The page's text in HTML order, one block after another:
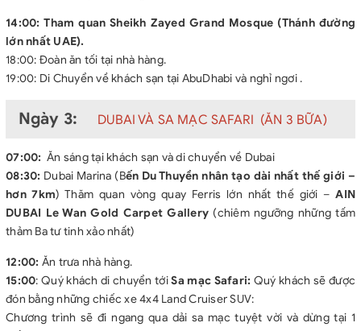
14:00: Tham quan Sheikh Zayed Grand Mosque (Thánh đường
lớn nhất UAE).
18:00: Đoàn ăn tối tại nhà hàng.
19:00: Di Chuyển về khách sạn tại AbuDhabi và nghỉ ngơi .
Ngày 3: DUBAI VÀ SA MẠC SAFARI (ĂN 3 BỮA)
07:00: Ăn sáng tại khách sạn và di chuyển về Dubai
08:30: Dubai Marina (Bến Du Thuyền nhân tạo dài nhất thế giới –
hơn 7km) Thăm quan vòng quay Ferris lớn nhất thế giới –AIN
DUBAI Le Wan Gold Carpet Gallery (chiêm ngưỡng những tấm
thảm Ba tư tinh xảo nhất)
12:00: Ăn trưa nhà hàng.
15:00: Quý khách di chuyển tớiSa mạc Safari: Quý khách sẽ được
đón bằng những chiếc xe 4x4 Land Cruiser SUV:
Chương trình sẽ đi ngang qua dải sa mạc tuyệt vời và dừng tại 1